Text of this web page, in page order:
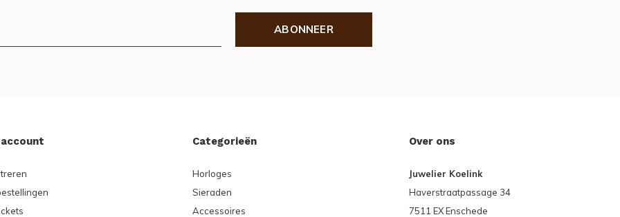
ABONNEER
Categorieën
Horloges
Sieraden
Accessoires
Over ons
Juwelier Koelink
Haverstraatpassage 34
7511 EX Enschede